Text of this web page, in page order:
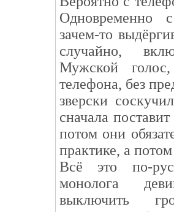
Одновременно
зачем-то
случайно,
Мужской
телефона, без
зверски
сначала
потом они
практике, а
Всё это по-
монолога
выключить